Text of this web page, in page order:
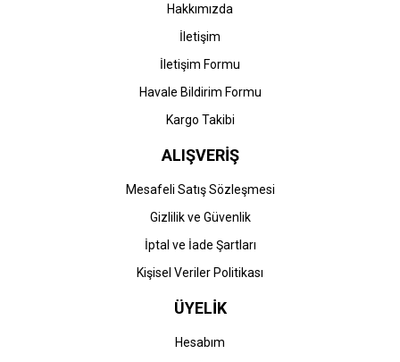
Hakkımızda
İletişim
İletişim Formu
Havale Bildirim Formu
Kargo Takibi
ALIŞVERİŞ
Mesafeli Satış Sözleşmesi
Gizlilik ve Güvenlik
İptal ve İade Şartları
Kişisel Veriler Politikası
ÜYELİK
Hesabım